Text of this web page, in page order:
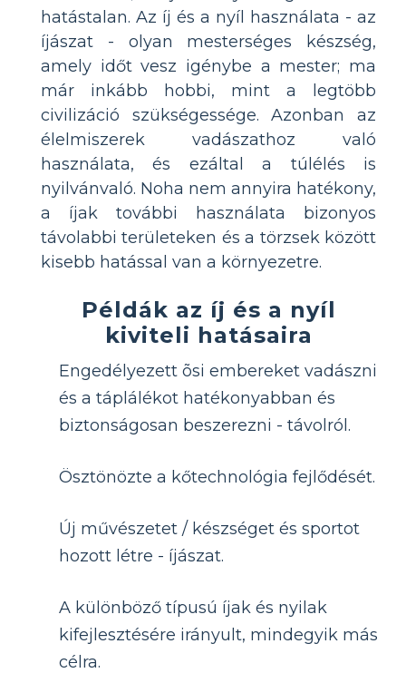
hatástalan. Az íj és a nyíl használata - az
íjászat - olyan mesterséges készség,
amely időt vesz igénybe a mester; ma
már inkább hobbi, mint a legtöbb
civilizáció szükségessége. Azonban az
élelmiszerek vadászathoz való
használata, és ezáltal a túlélés is
nyilvánvaló. Noha nem annyira hatékony,
a íjak további használata bizonyos
távolabbi területeken és a törzsek között
kisebb hatással van a környezetre.
Példák az íj és a nyíl
kiviteli hatásaira
Engedélyezett õsi embereket vadászni
és a táplálékot hatékonyabban és
biztonságosan beszerezni - távolról.
Ösztönözte a kőtechnológia fejlődését.
Új művészetet / készséget és sportot
hozott létre - íjászat.
A különböző típusú íjak és nyilak
kifejlesztésére irányult, mindegyik más
célra.